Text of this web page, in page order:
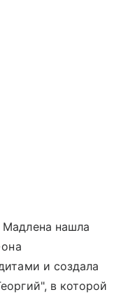
нашла
и создала
в которой